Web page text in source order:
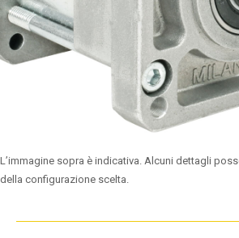
L’immagine sopra è indicativa. Alcuni dettagli
della configurazione scelta.